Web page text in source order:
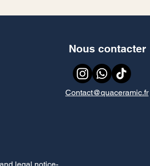
Nous contacter
Contact@quaceramic.fr